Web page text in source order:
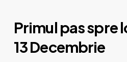
Primul pas spre
13 Decembrie